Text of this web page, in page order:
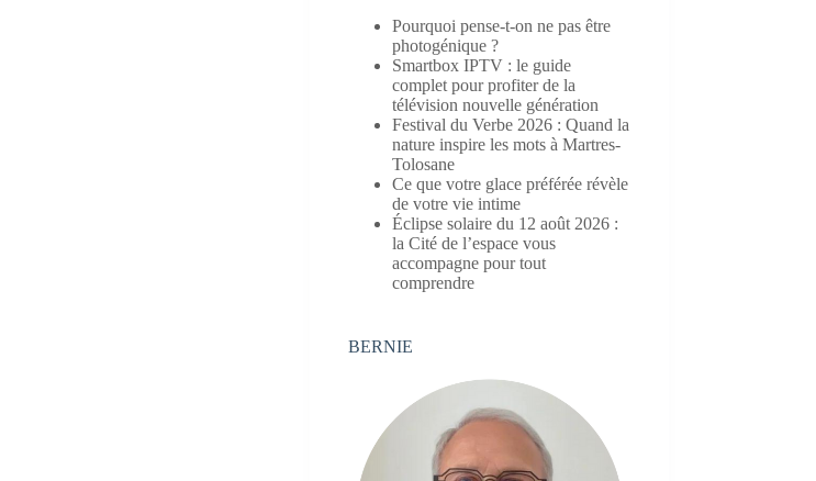
Pourquoi pense-t-on ne pas être
photogénique ?
Smartbox IPTV : le guide
complet pour profiter de la
télévision nouvelle génération
Festival du Verbe 2026 : Quand la
nature inspire les mots à Martres-
Tolosane
Ce que votre glace préférée révèle
de votre vie intime
Éclipse solaire du 12 août 2026 :
la Cité de l’espace vous
accompagne pour tout
comprendre
BERNIE